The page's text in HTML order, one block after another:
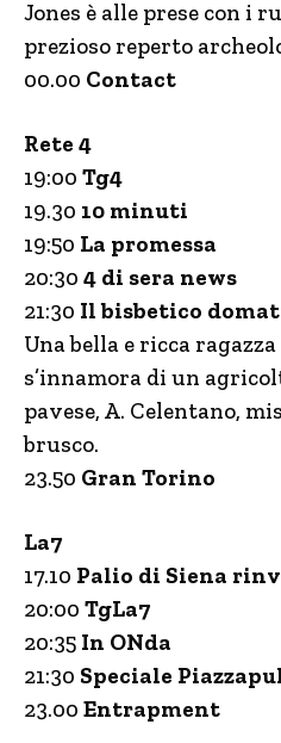
Jones è alle prese con i
prezioso reperto
00.00 Contact
Rete 4
19:00 Tg4
19.30 10 minuti
19:50 La promessa
20:30 4 di sera news
21:30 Il bisbetico
Una bella e ricca
s’innamora di un
pavese, A. Celentano,
brusco.
23.50 Gran Torino
La7
17.10 Palio di Siena
20:00 TgLa7
20:35 In ONda
21:30 Speciale
23.00 Entrapment